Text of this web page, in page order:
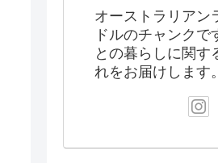
オーストラリアン
ドルのチャンクで
との暮らしに関す
れをお届けします。